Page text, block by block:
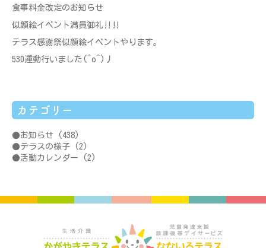
食事料金改定のお知らせ
似顔絵イベント満員御礼‼‼
テラス感謝祭似顔絵イベントやります。
530運動行いました(^o^)丿
カテゴリー
お知らせ (438)
テラスの様子 (2)
活動カレンダー (2)